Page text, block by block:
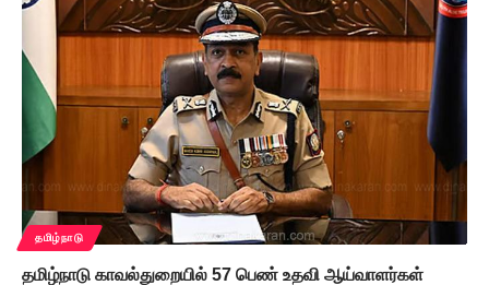
தமிழ்நாடு
தமிழ்நாடு காவல்துறையில் 57 பெண் உதவி ஆய்வாளர்கள்